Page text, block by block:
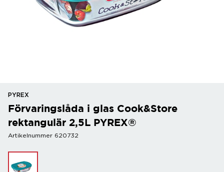
PYREX
Förvaringslåda i glas Cook&Store
rektangulär 2,5L PYREX®
Artikelnummer 620732